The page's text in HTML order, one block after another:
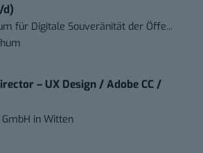
d)
für Digitale Souveränität der Öffe...
– UX Design / Adobe CC /
inWitten